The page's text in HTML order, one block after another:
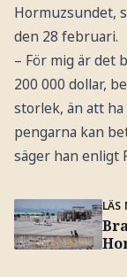
Hormuzsundet,
den 28 februari.
– För mig är det
200 000 dollar,
storlek, än att ha
pengarna kan
säger han enligt
LÄS